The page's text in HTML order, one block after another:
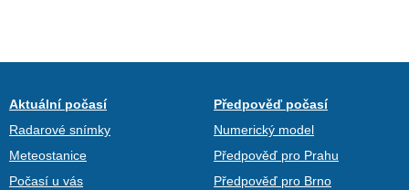
Aktuální počasí
Radarové snímky
Meteostanice
Počasí u vás
Předpověď počasí
Numerický model
Předpověď pro Prahu
Předpověď pro Brno